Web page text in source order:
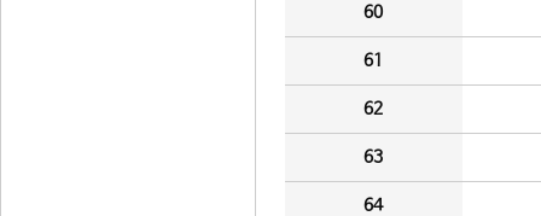
60
61
62
63
64